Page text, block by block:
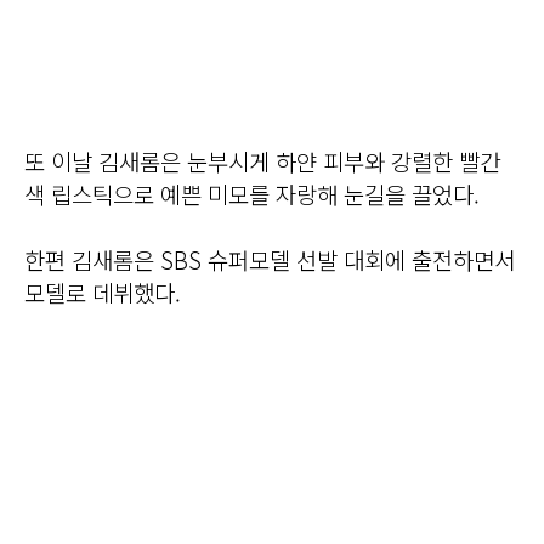
또 이날 김새롬은 눈부시게 하얀 피부와 강렬한 빨간
색 립스틱으로 예쁜 미모를 자랑해 눈길을 끌었다.
한편 김새롬은 SBS 슈퍼모델 선발 대회에 출전하면서
모델로 데뷔했다.